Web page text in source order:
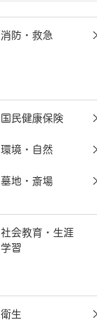
消防・救急
国民健康保険
環境・自然
墓地・斎場
社会教育・生涯
学習
衛生